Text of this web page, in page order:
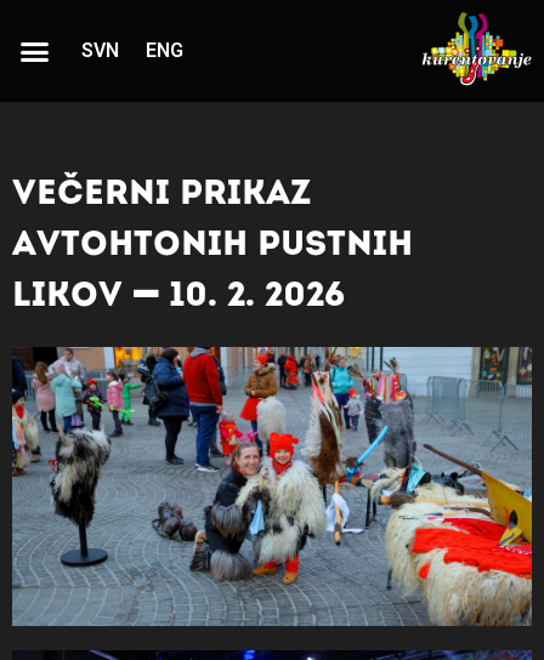
SVN ENG
Večerni prikaz
avtohtonih pustnih
likov - 10. 2. 2026